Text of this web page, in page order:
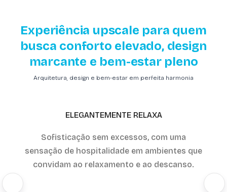
Experiência upscale para quem
busca conforto elevado, design
marcante e bem-estar pleno
Arquitetura, design e bem-estar em perfeita harmonia
ELEGANTEMENTE RELAXA
Sofisticação sem excessos, com uma
sensação de hospitalidade em ambientes que
convidam ao relaxamento e ao descanso.